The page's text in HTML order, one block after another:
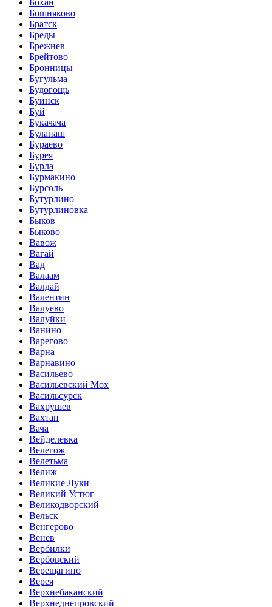
Бохан
Бошняково
Братск
Бреды
Брежнев
Брейтово
Бронницы
Бугульма
Будогощь
Буинск
Буй
Букачача
Буланаш
Бураево
Бурея
Бурла
Бурмакино
Бурсоль
Бутурлино
Бутурлиновка
Быков
Быково
Вавож
Вагай
Вад
Валаам
Валдай
Валентин
Валуево
Валуйки
Ванино
Варегово
Варна
Варнавино
Васильево
Васильевский Мох
Васильсурск
Вахрушев
Вахтан
Вача
Вейделевка
Велегож
Велетьма
Велиж
Великие Луки
Великий Устюг
Великодворский
Вельск
Венгерово
Венев
Вербилки
Вербовский
Верещагино
Верея
Верхнебаканский
Верхнеднепровский